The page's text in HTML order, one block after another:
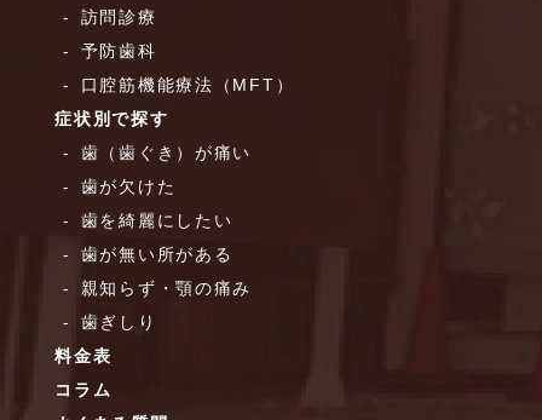
訪問診療
予防歯科
口腔筋機能療法（MFT）
症状別で探す
歯（歯ぐき）が痛い
歯が欠けた
歯を綺麗にしたい
歯が無い所がある
親知らず・顎の痛み
歯ぎしり
料金表
コラム